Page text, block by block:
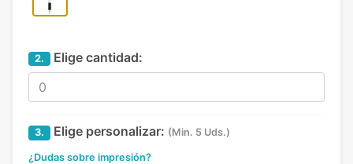
2. Elige cantidad:
3. Elige personalizar: (Min. 5 Uds.)
¿Dudas sobre impresión?